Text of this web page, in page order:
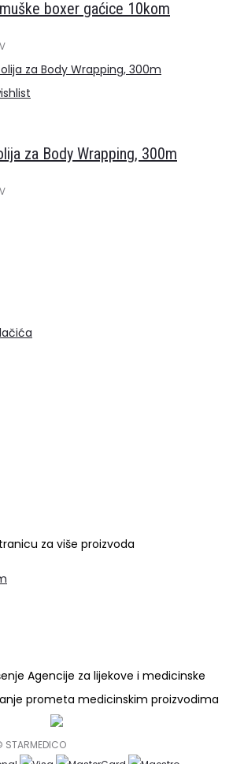
boxer gaćice 10kom
za Body Wrapping, 300m
za više proizvoda
Agencije za lijekove i medicinske
prometa medicinskim proizvodima